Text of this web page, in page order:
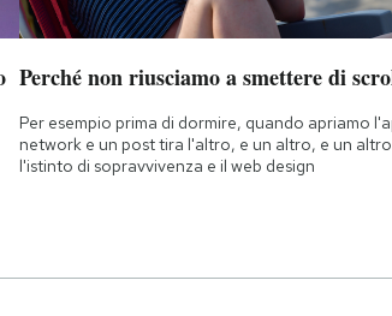
Perché non riusciamo a smettere di
Per esempio prima di dormire, quando apriamo
network e un post tira l'altro, e un altro, e un
l'istinto di sopravvivenza e il web design